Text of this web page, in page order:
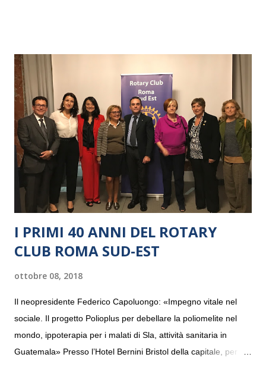
I PRIMI 40 ANNI DEL ROTARY
CLUB ROMA SUD-EST
ottobre 08, 2018
Il neopresidente Federico Capoluongo: «Impegno vitale nel
sociale. Il progetto Polioplus per debellare la poliomelite nel
mondo, ippoterapia per i malati di Sla, attività sanitaria in
Guatemala» Presso l’Hotel Bernini Bristol della capitale, per la